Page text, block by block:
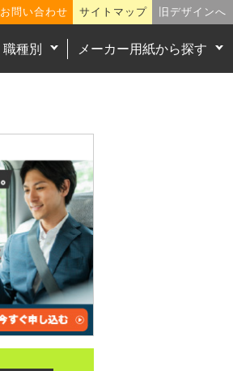
お問い合わせ サイトマップ 旧デザインへ
職種別 メーカー用紙から探す